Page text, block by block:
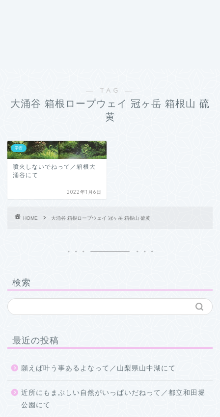
― TAG ―
大涌谷 箱根ロープウェイ 冠ヶ岳 箱根山 硫
黄
学習
噴火しないでねって／箱根大
涌谷にて
2022年1月6日
HOME 大涌谷 箱根ロープウェイ 冠ヶ岳 箱根山 硫黄
検索
最近の投稿
願えば叶う事あるよなって／山梨県山中湖にて
近所にもまぶしい自然がいっぱいだねって／都立和田堀
公園にて